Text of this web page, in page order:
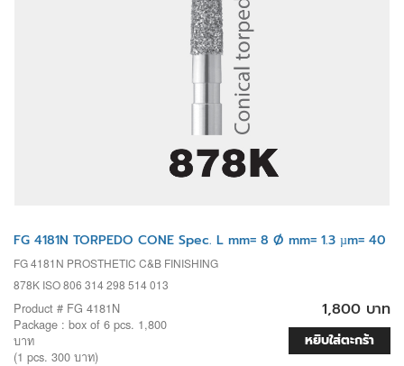
FG 4181N TORPEDO CONE Spec. L mm= 8 Ø mm= 1.3 µm= 40
FG 4181N PROSTHETIC C&B FINISHING
878K ISO 806 314 298 514 013
Product # FG 4181N
Package : box of 6 pcs. 1,800
บาท
(1 pcs. 300 บาท)
1,800 บาท
หยิบใส่ตะกร้า